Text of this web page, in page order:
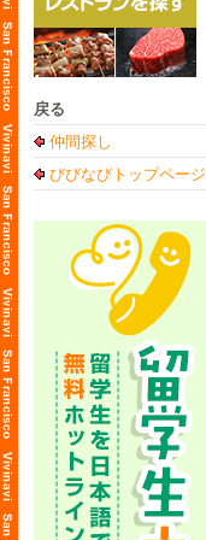
戻る
仲間探し
びびなびトップページ